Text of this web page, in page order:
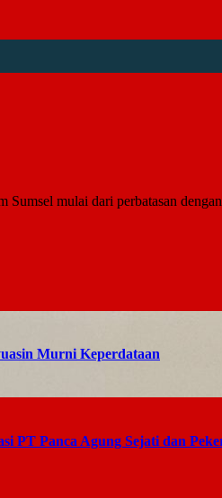
mulai dari perbatasan
Murni Keperdataan
PT Panca Agung Sejati dan